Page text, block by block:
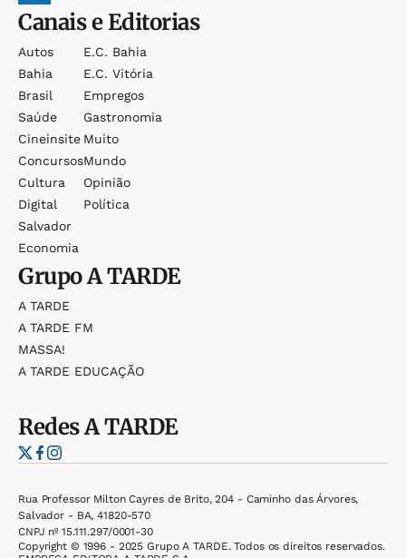
Canais e Editorias
Autos
Bahia
Brasil
Saúde
Cineinsite
Concursos
Cultura
Digital
Salvador
Economia
E.c. Bahia
E.c. Vitória
Empregos
Gastronomia
Muito
Mundo
Opinião
Política
GrupoA TARDE
A TARDE
A TARDE FM
MASSA!
A TARDE EDUCAÇÃO
RedesA TARDE
Rua Professor Milton Cayres de Brito, 204 - Caminho das Árvores,
Salvador - BA, 41820-570
CNPJ nº 15.111.297/0001-30
Copyright © 1996 - 2025 Grupo A TARDE. Todos os direitos reservados.